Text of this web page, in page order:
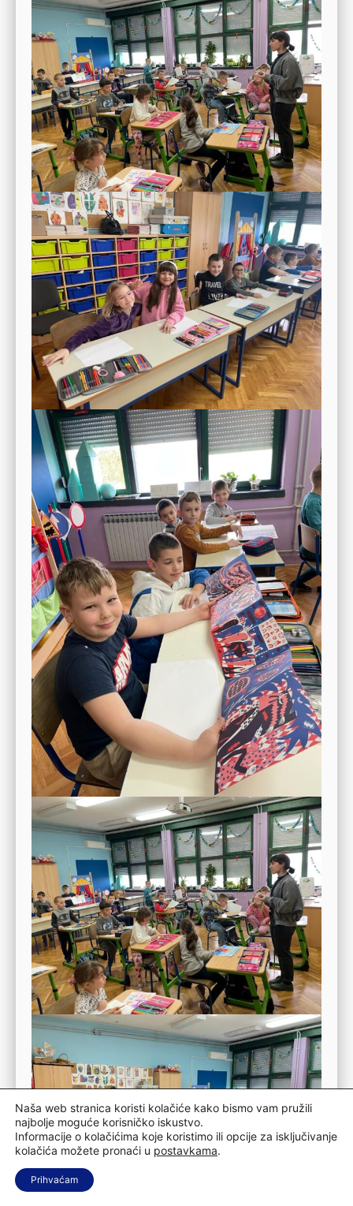
Naša web stranica koristi kolačiće kako bismo vam pružili
najbolje moguće korisničko iskustvo.
Informacije o kolačićima koje koristimo ili opcije za isključivanje
kolačića možete pronaći u postavkama.
Prihvaćam